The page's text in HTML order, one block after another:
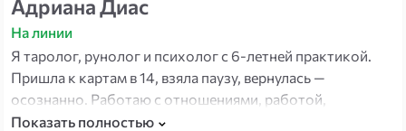
Адриана Диас
На линии
Я таролог, рунолог и психолог с 6-летней практикой.
Пришла к картам в 14, взяла паузу, вернулась —
осознанно. Работаю с отношениями, работой,
деньгами и новыми началами. Мой подход: карты —
Показать полностью